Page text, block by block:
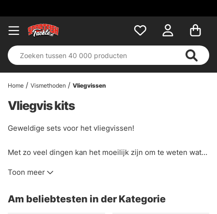
Home Vismethoden Vliegvissen
Vliegvis kits
Geweldige sets voor het vliegvissen!
Met zo veel dingen kan het moeilijk zijn om te weten wat
daarom proberen we veel combinaties van vliegvissets
keuzes makkelijker maken. Natuurlijk is het altijd een goed
Toon meer
Am beliebtesten in der Kategorie